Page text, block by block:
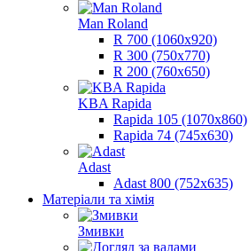
Man Roland
R 700 (1060х920)
R 300 (750х770)
R 200 (760х650)
KBA Rapida
Rapida 105 (1070х860)
Rapida 74 (745х630)
Adast
Adast 800 (752x635)
Матеріали та хімія
Змивки